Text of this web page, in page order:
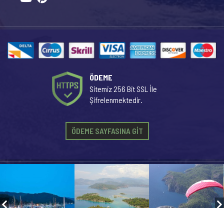
ÖDEME
Sitemiz 256 Bit SSL İle
Şifrelenmektedir.
ÖDEME SAYFASINA GİT